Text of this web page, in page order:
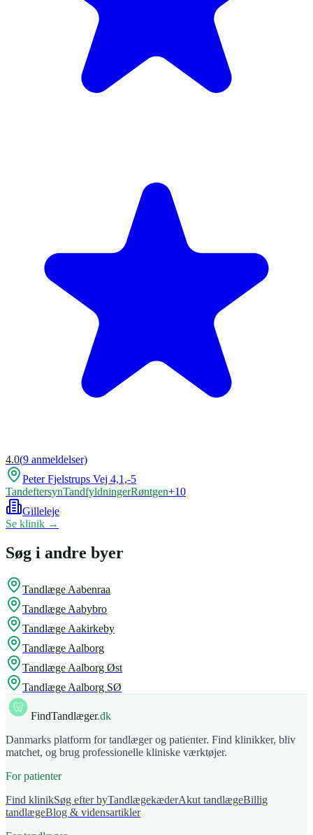
4.0(9 anmeldelser)
Peter Fjelstrups Vej 4,1,-5
TandeftersynTandfyldningerRøntgen+10
Gilleleje
Se klinik →
Søg i andre byer
Tandlæge Aabenraa
Tandlæge Aabybro
Tandlæge Aakirkeby
Tandlæge Aalborg
Tandlæge Aalborg Øst
Tandlæge Aalborg SØ
FindTandlæger.dk
Danmarks platform for tandlæger og patienter. Find klinikker, bliv
matchet, og brug professionelle kliniske værktøjer.
For patienter
Find klinikSøg efter byTandlægekæderAkut tandlægeBillig
tandlægeBlog & vidensartikler